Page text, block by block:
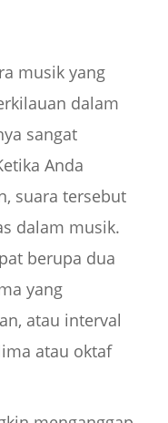
musik yang
dalam
sangat
Anda
suara tersebut
dalam musik.
berupa dua
yang
atau interval
atau oktaf